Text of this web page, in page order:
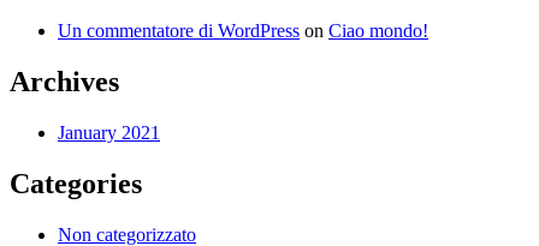
Un commentatore di WordPress on Ciao mondo!
Archives
January 2021
Categories
Non categorizzato